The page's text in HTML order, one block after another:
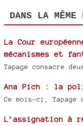
DANS LA MÊME
La Cour
mécanismes et
Tapage consacre
Ana Pich : la
Ce mois-ci,
L’assignation à